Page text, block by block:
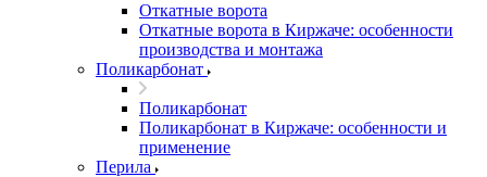
Откатные ворота
Откатные ворота в Киржаче: особенности
производства и монтажа
Поликарбонат
Поликарбонат
Поликарбонат в Киржаче: особенности и
применение
Перила